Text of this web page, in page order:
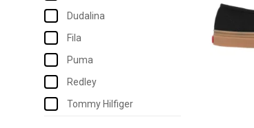
Dudalina
Fila
Puma
Redley
Tommy Hilfiger